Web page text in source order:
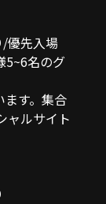
優先入場
5~6名のグ
す。集合
ャルサイト